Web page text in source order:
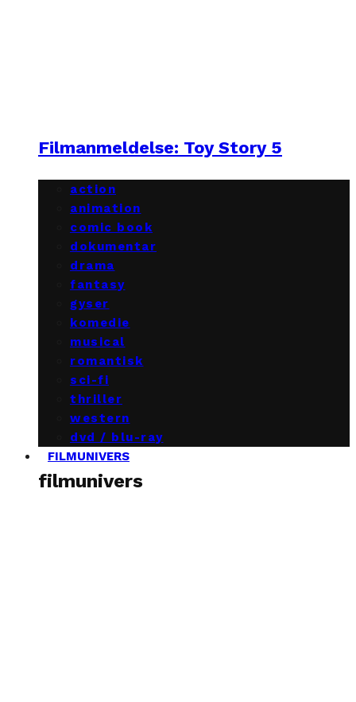
Filmanmeldelse: Toy Story 5
action
animation
comic book
dokumentar
drama
fantasy
gyser
komedie
musical
romantisk
sci-fi
thriller
western
dvd / blu-ray
FILMUNIVERS
filmunivers